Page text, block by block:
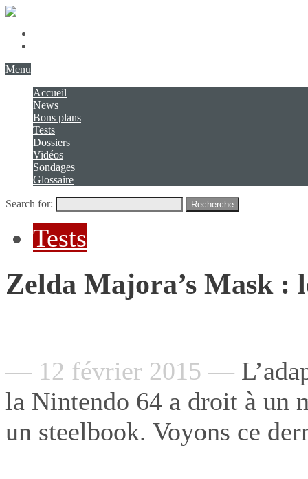
Menu
Accueil
News
Bons plans
Tests
Dossiers
Vidéos
Sondages
Glossaire
Search for: Recherche
Tests
Zelda Majora’s Mask :
— 12 février 2015 —
la Nintendo 64 a droit à un
un steelbook. Voyons ce